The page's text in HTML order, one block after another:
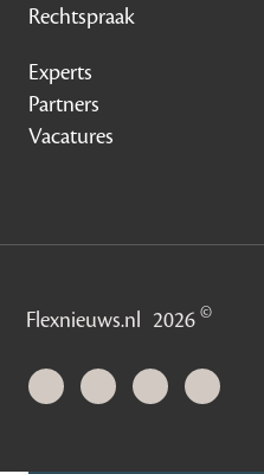
Rechtspraak
Experts
Partners
Vacatures
Flexnieuws.nl 2026©